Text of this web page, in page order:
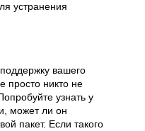
устранения
вашего
просто никто не
узнать у
может ли он
пакет. Если такого